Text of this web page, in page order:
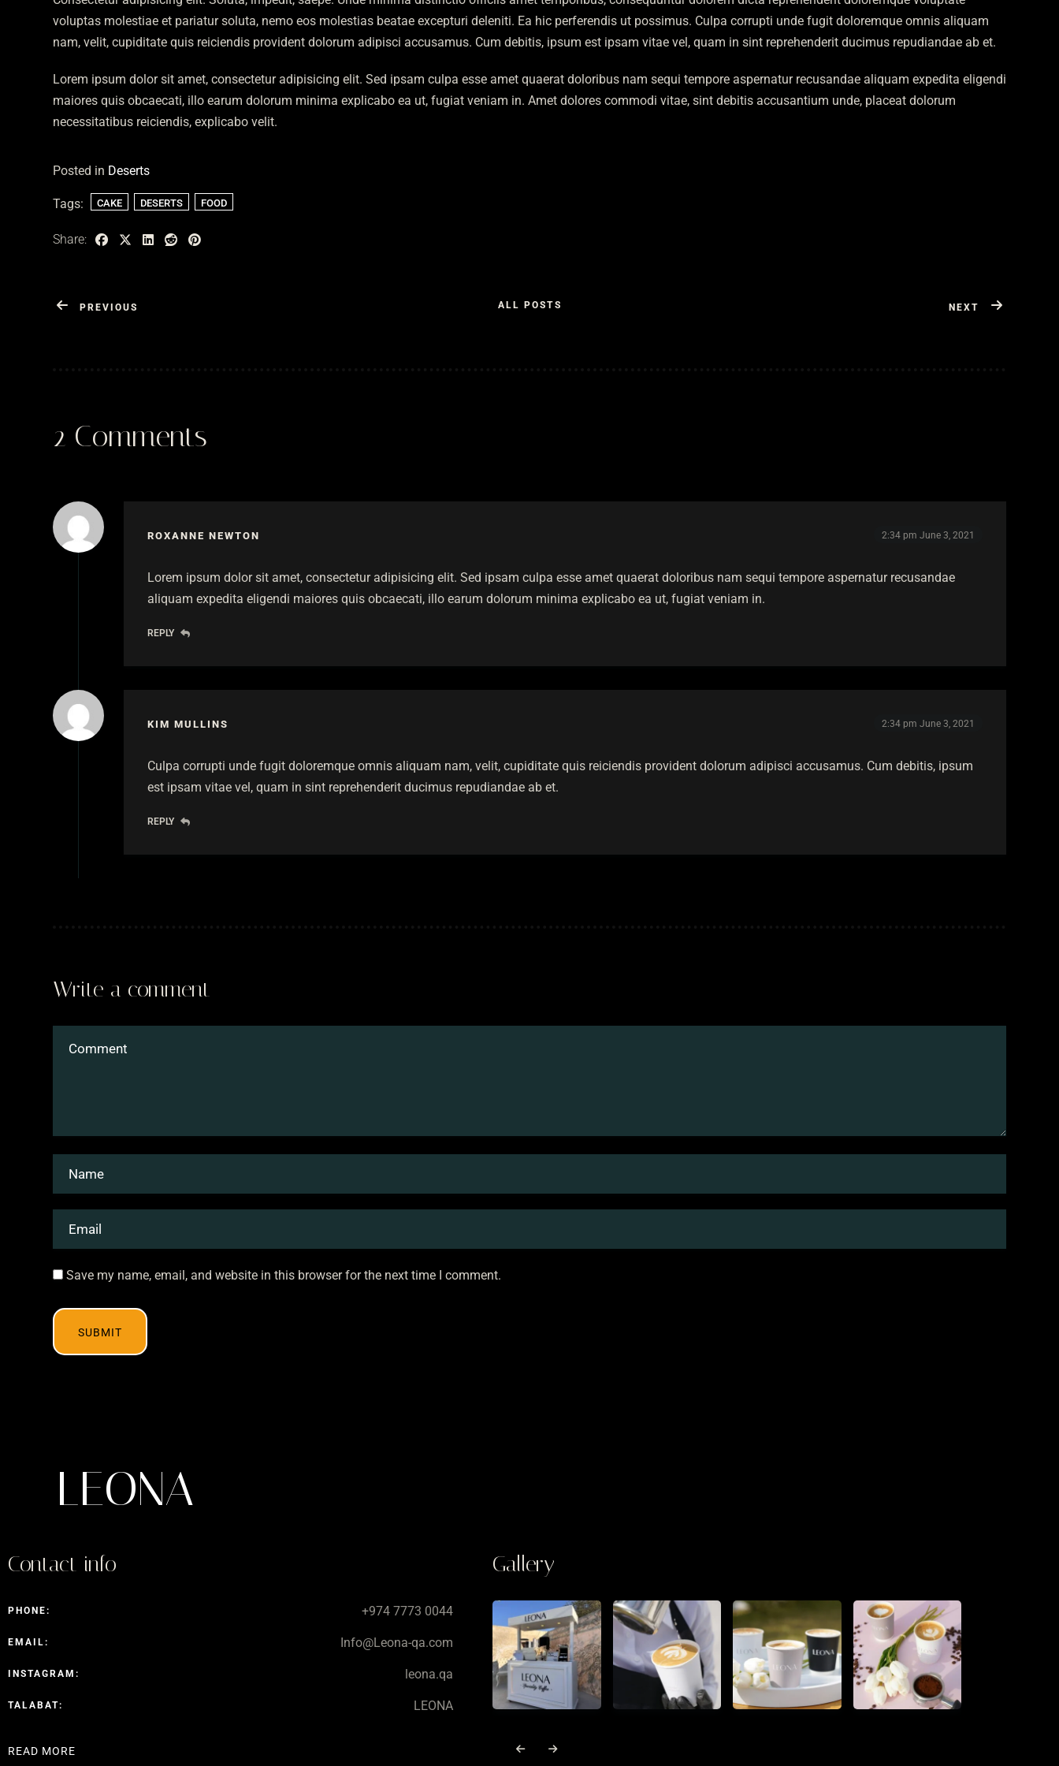
voluptas molestiae et pariatur soluta, nemo eos molestias beatae excepturi deleniti. Ea hic perferendis ut possimus. Culpa corrupti unde fugit doloremque omnis aliquam
nam, velit, cupiditate quis reiciendis provident dolorum adipisci accusamus. Cum debitis, ipsum est ipsam vitae vel, quam in sint reprehenderit ducimus repudiandae ab et.
Lorem ipsum dolor sit amet, consectetur adipisicing elit. Sed ipsam culpa esse amet quaerat doloribus nam sequi tempore aspernatur recusandae aliquam expedita eligendi
maiores quis obcaecati, illo earum dolorum minima explicabo ea ut, fugiat veniam in. Amet dolores commodi vitae, sint debitis accusantium unde, placeat dolorum
necessitatibus reiciendis, explicabo velit.
Posted in Deserts
Tags: CAKE DESERTS FOOD
Share:
PREVIOUS ALL POSTS NEXT
2 Comments
ROXANNE NEWTON 2:34 pm June 3, 2021
Lorem ipsum dolor sit amet, consectetur adipisicing elit. Sed ipsam culpa esse amet quaerat doloribus nam sequi tempore aspernatur recusandae
aliquam expedita eligendi maiores quis obcaecati, illo earum dolorum minima explicabo ea ut, fugiat veniam in.
REPLY
KIM MULLINS 2:34 pm June 3, 2021
Culpa corrupti unde fugit doloremque omnis aliquam nam, velit, cupiditate quis reiciendis provident dolorum adipisci accusamus. Cum debitis, ipsum
est ipsam vitae vel, quam in sint reprehenderit ducimus repudiandae ab et.
REPLY
Write a comment
Save my name, email, and website in this browser for the next time I comment.
SUBMIT
LEONA
Contact info
PHONE: +974 7773 0044
EMAIL: Info@Leona-qa.com
INSTAGRAM: leona.qa
TALABAT: LEONA
READ MORE
Gallery